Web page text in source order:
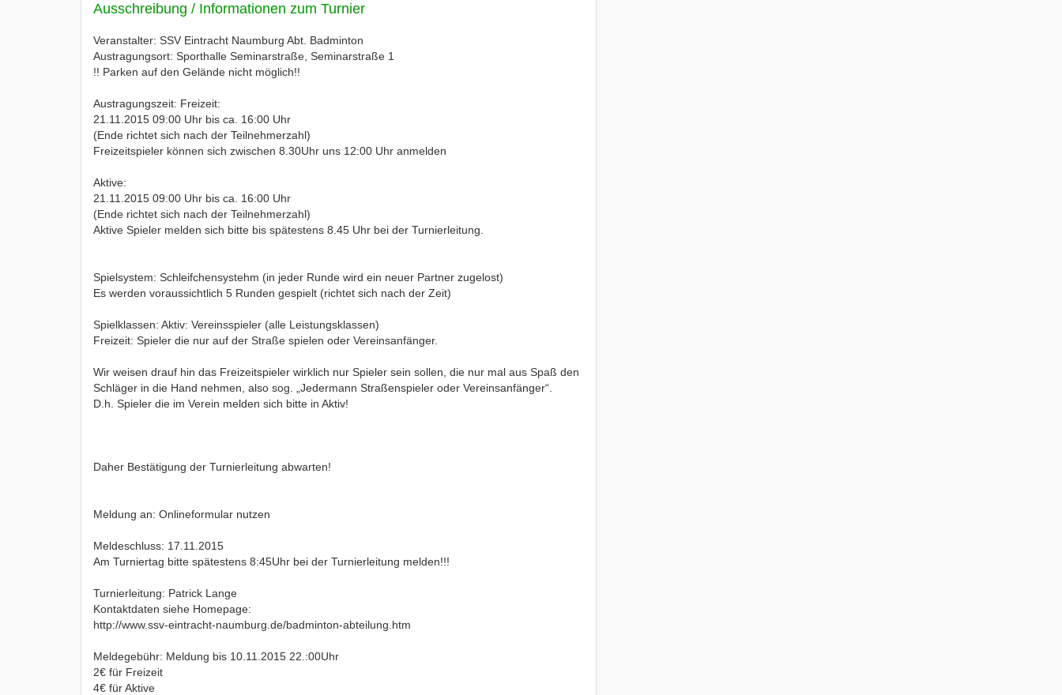
Ausschreibung / Informationen zum Turnier
Veranstalter: SSV Eintracht Naumburg Abt. Badminton
Austragungsort: Sporthalle Seminarstraße, Seminarstraße 1
!! Parken auf den Gelände nicht möglich!!
Austragungszeit: Freizeit:
21.11.2015 09:00 Uhr bis ca. 16:00 Uhr
(Ende richtet sich nach der Teilnehmerzahl)
Freizeitspieler können sich zwischen 8.30Uhr uns 12:00 Uhr anmelden
Aktive:
21.11.2015 09:00 Uhr bis ca. 16:00 Uhr
(Ende richtet sich nach der Teilnehmerzahl)
Aktive Spieler melden sich bitte bis spätestens 8.45 Uhr bei der Turnierleitung.
Spielsystem: Schleifchensystehm (in jeder Runde wird ein neuer Partner zugelost)
Es werden voraussichtlich 5 Runden gespielt (richtet sich nach der Zeit)
Spielklassen: Aktiv: Vereinsspieler (alle Leistungsklassen)
Freizeit: Spieler die nur auf der Straße spielen oder Vereinsanfänger.
Wir weisen drauf hin das Freizeitspieler wirklich nur Spieler sein sollen, die nur mal aus Spaß den
Schläger in die Hand nehmen, also sog. „Jedermann Straßenspieler oder Vereinsanfänger“.
D.h. Spieler die im Verein melden sich bitte in Aktiv!
Daher Bestätigung der Turnierleitung abwarten!
Meldung an: Onlineformular nutzen
Meldeschluss: 17.11.2015
Am Turniertag bitte spätestens 8:45Uhr bei der Turnierleitung melden!!!
Turnierleitung: Patrick Lange
Kontaktdaten siehe Homepage:
http://www.ssv-eintracht-naumburg.de/badminton-abteilung.htm
Meldegebühr: Meldung bis 10.11.2015 22.:00Uhr
2€ für Freizeit
4€ für Aktive